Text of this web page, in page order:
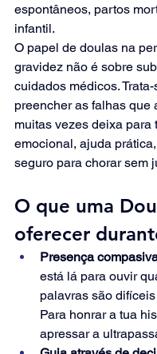
espontâneos, partos
infantil.
O papel de doulas na
gravidez não é sobre
cuidados médicos.
preencher as falhas que
muitas vezes deixa para
emocional, ajuda
seguro para chorar sem
O que uma
oferecer
Presença
está lá para ouvir
palavras são
Para honrar a tua
apressar a